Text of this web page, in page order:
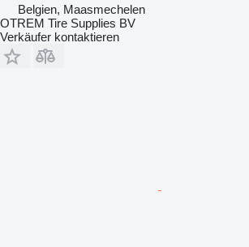
Belgien, Maasmechelen
OTREM Tire Supplies BV
Verkäufer kontaktieren